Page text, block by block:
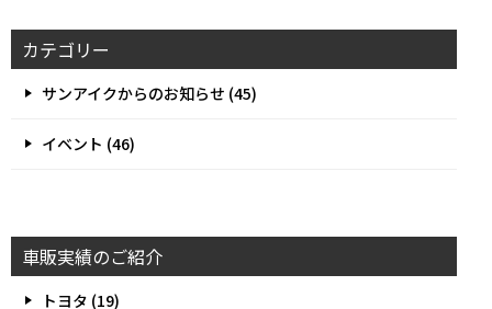
カテゴリー
サンアイクからのお知らせ (45)
イベント (46)
車販実績のご紹介
トヨタ (19)